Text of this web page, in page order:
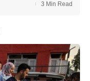
3 Min Read